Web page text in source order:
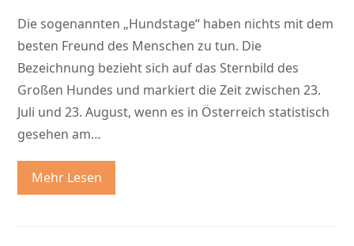
Die sogenannten „Hundstage“ haben nichts mit dem
besten Freund des Menschen zu tun. Die
Bezeichnung bezieht sich auf das Sternbild des
Großen Hundes und markiert die Zeit zwischen 23.
Juli und 23. August, wenn es in Österreich statistisch
gesehen am…
Mehr Lesen